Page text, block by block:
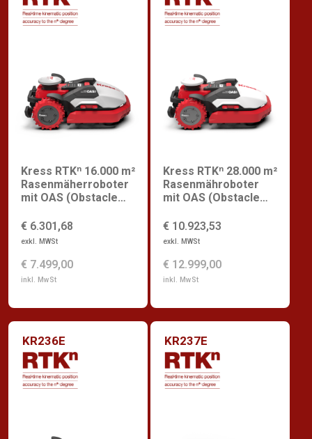
Kress RTKⁿ 16.000 m²
Rasenmäherroboter
mit OAS (Obstacle
€ 6.301,68
exkl. MWSt
€ 7.499,00
inkl. MwSt
Kress RTKⁿ 28.000 m²
Rasenmähroboter
mit OAS (Obstacle
€ 10.923,53
exkl. MWSt
€ 12.999,00
inkl. MwSt
KR236E KR237E